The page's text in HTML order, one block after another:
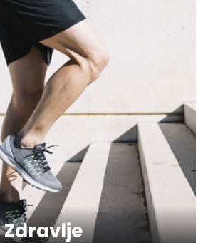
Kako da napravite razliku između
toksične veze i zdravog partnerskog
Kako da imate blistavu kožu bez skupih
tretmana?
Kako da se podmladite uz kreme sa
hijaluronom
Kako da serumom oživite svoje lice?
Zdravlje